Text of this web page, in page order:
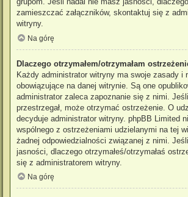
zamieszczać załączników, skontaktuj się z
witryny.
Na górę
Dlaczego otrzymałem/otrzymałam
Każdy administrator witryny ma swoje zasady i
obowiązujące na danej witrynie. Są one
administrator zaleca zapoznanie się z nimi.
przestrzegał, może otrzymać ostrzeżenie. O
decyduje administrator witryny. phpBB Limited
wspólnego z ostrzeżeniami udzielanymi na tej
żadnej odpowiedzialności związanej z nimi.
jasności, dlaczego otrzymałeś/otrzymałaś
się z administratorem witryny.
Na górę